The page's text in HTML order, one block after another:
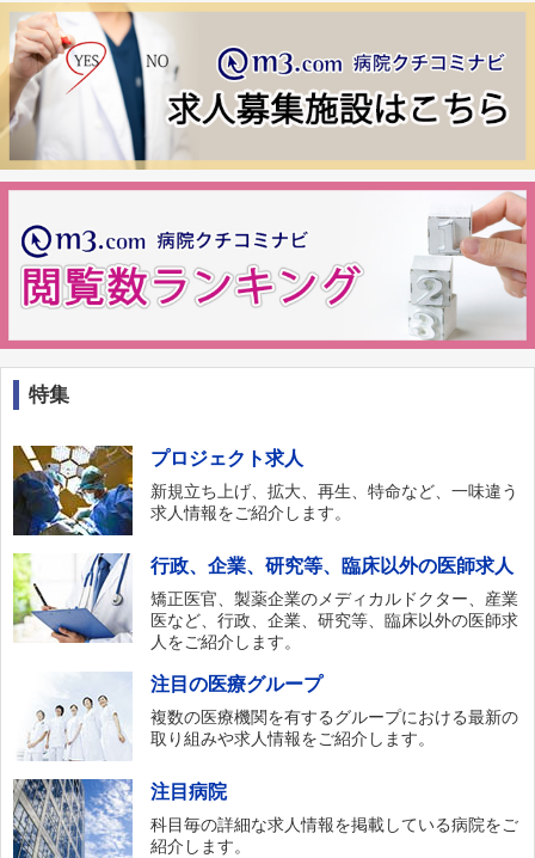
特集
プロジェクト求人
新規立ち上げ、拡大、再生、特命など、一味違う
求人情報をご紹介します。
行政、企業、研究等、臨床以外の医師求人
矯正医官、製薬企業のメディカルドクター、産業
医など、行政、企業、研究等、臨床以外の医師求
人をご紹介します。
注目の医療グループ
複数の医療機関を有するグループにおける最新の
取り組みや求人情報をご紹介します。
注目病院
科目毎の詳細な求人情報を掲載している病院をご
紹介します。